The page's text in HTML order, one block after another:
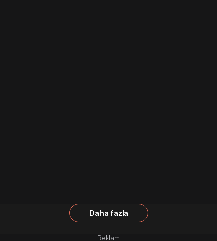
Daha fazla